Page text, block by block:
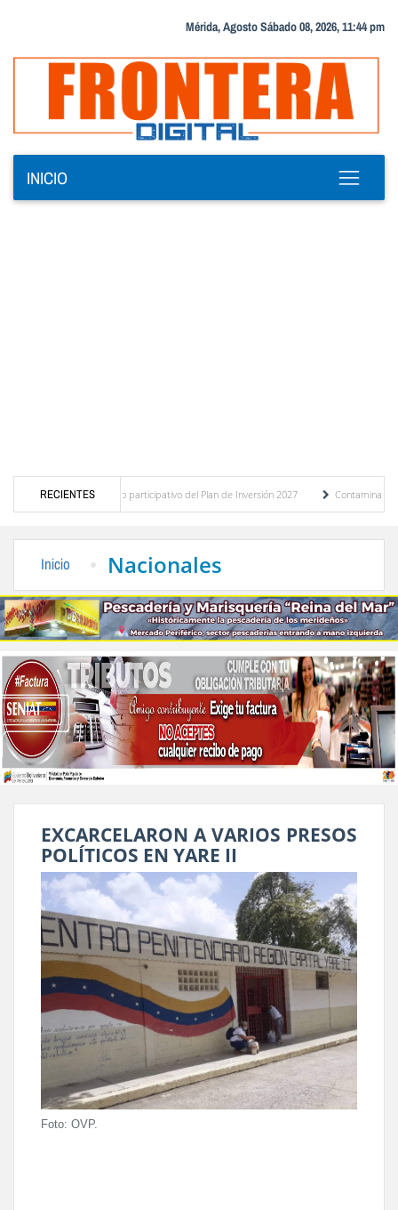
Mérida, Agosto Sábado 08, 2026, 11:44 pm
INICIO
RECIENTES
del presupuesto participativo del Plan de Inversión 2027
Contaminación y
Inicio Nacionales
EXCARCELARON A VARIOS PRESOS
POLÍTICOS EN YARE II
Foto: OVP.